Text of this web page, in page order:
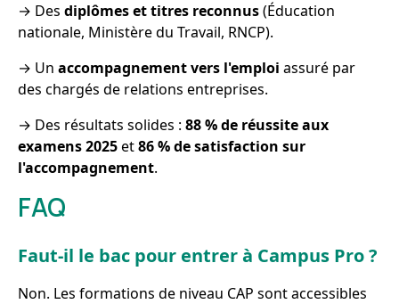
→ Des diplômes et titres reconnus(Éducation
nationale, Ministère du Travail, RNCP).
→ Un accompagnement vers l'emploi assuré par
des chargés de relations entreprises.
→ Des résultats solides : 88 % de réussite aux
examens 2025et86 % de satisfaction sur
l'accompagnement.
FAQ
Faut-il le bac pour entrer à Campus Pro ?
Non. Les formations de niveau CAP sont accessibles